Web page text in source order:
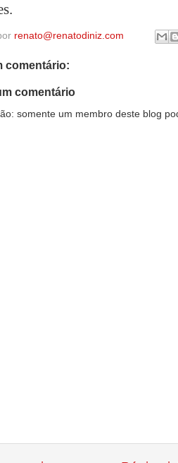
renato@renatodiniz.com
comentário:
comentário
somente um membro deste blog